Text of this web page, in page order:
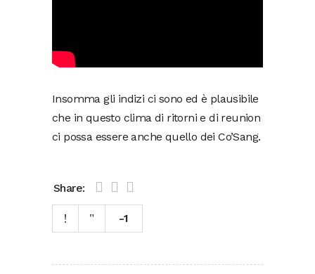
Insomma gli indizi ci sono ed è plausibile
che in questo clima di ritorni e di reunion
ci possa essere anche quello dei Co’Sang.
Share:
-1